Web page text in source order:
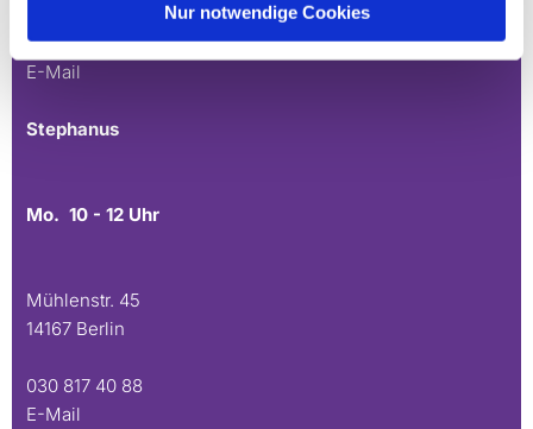
Nur notwendige Cookies
030 815 45 54
E-Mail
Stephanus
Mo. 10 - 12 Uhr
Mühlenstr. 45
14167 Berlin
030 817 40 88
E-Mail